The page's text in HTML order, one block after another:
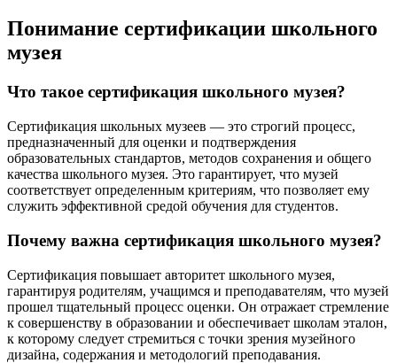
Понимание сертификации школьного
музея
Что такое сертификация школьного музея?
Сертификация школьных музеев — это строгий процесс,
предназначенный для оценки и подтверждения
образовательных стандартов, методов сохранения и общего
качества школьного музея. Это гарантирует, что музей
соответствует определенным критериям, что позволяет ему
служить эффективной средой обучения для студентов.
Почему важна сертификация школьного музея?
Сертификация повышает авторитет школьного музея,
гарантируя родителям, учащимся и преподавателям, что музей
прошел тщательный процесс оценки. Он отражает стремление
к совершенству в образовании и обеспечивает школам эталон,
к которому следует стремиться с точки зрения музейного
дизайна, содержания и методологий преподавания.